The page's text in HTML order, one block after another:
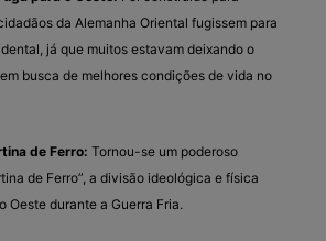
da Alemanha Oriental fugissem para
já que muitos estavam deixando o
busca de melhores condições de vida no
de Ferro: Tornou-se um poderoso
de Ferro”, a divisão ideológica e física
Oeste durante a Guerra Fria.